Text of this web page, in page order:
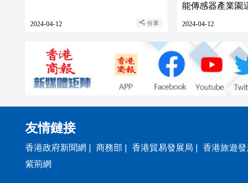
2024-04-12 分享
能傳感器產業園
2024-04-12
友情鏈接
香港政府新聞網 商務部 香港貿易發展局 香港旅遊
紫荊網